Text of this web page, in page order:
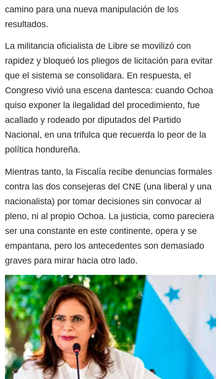
camino para una nueva manipulación de los
resultados.
La militancia oficialista de Libre se movilizó con
rapidez y bloqueó los pliegos de licitación para evitar
que el sistema se consolidara. En respuesta, el
Congreso vivió una escena dantesca: cuando Ochoa
quiso exponer la ilegalidad del procedimiento, fue
acallado y rodeado por diputados del Partido
Nacional, en una trifulca que recuerda lo peor de la
política hondureña.
Mientras tanto, la Fiscalía recibe denuncias formales
contra las dos consejeras del CNE (una liberal y una
nacionalista) por tomar decisiones sin convocar al
pleno, ni al propio Ochoa. La justicia, como pareciera
ser una constante en este continente, opera y se
empantana, pero los antecedentes son demasiado
graves para mirar hacia otro lado.